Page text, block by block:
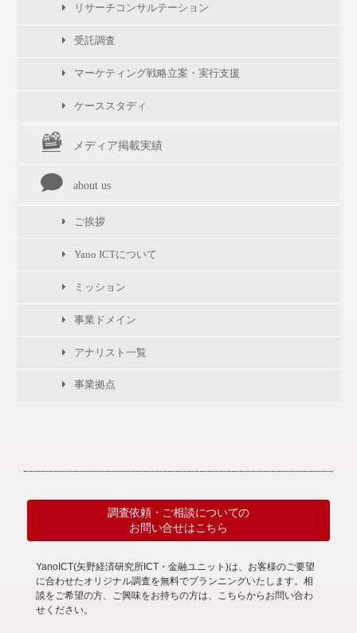
リサーチコンサルテーション
受託調査
マーケティング戦略立案・実行支援
ケーススタディ
メディア掲載実績
about us
ご挨拶
Yano ICTについて
ミッション
事業ドメイン
アナリスト一覧
事業拠点
調査依頼・ご相談についての
お問い合せはこちら
YanoICT(矢野経済研究所ICT・金融ユニット)は、お客様のご要望
に合わせたオリジナル調査を無料でプランニングいたします。相
談をご希望の方、ご興味をお持ちの方は、こちらからお問い合わ
せください。